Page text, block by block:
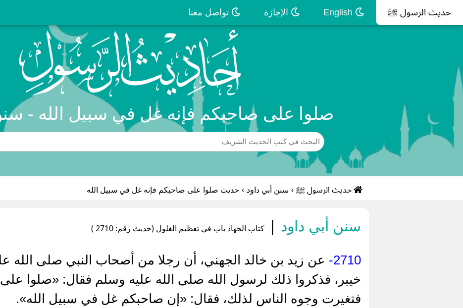
حديث الرسول ﷺ الإجازة تواصل معنا
صلوا على صاحبكم فإنه غل في سبيل الله -
حديث الرسول ﷺ › سنن أبي داود › حديث صلوا على صاحبكم فإنه غل في سبيل الله
سنن أبي داود | كتاب الجهاد باب في تعظيم الغلول (حديث رقم: 2710 )
2710-
عن زيد بن خالد الجهني، أن رجلا من أصحاب النبي صلى الله
خيبر، فذكروا ذلك لرسول الله صلى الله عليه وسلم فقال: «صلوا
فتغيرت وجوه الناس لذلك، فقال: «إن صاحبكم غل في سبيل الله».